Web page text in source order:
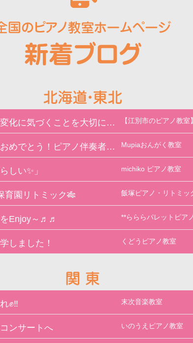
小さな変化に気づくことを大切にしています🎹 【江別市のピアノ教
☆受賞おめでとう！ピアノ伴奏者賞☆ Mupiaおんがく教室
しい✨」 michiko ピアノ教室
育園リトミック🎋 飯塚ピアノ・リトミッ
Enjoy～♬♬ **らららパレットピア
しました！ くどうピアノ教室
✊‼ 末次音楽教室
ンサートへ いのうえピアノ教室